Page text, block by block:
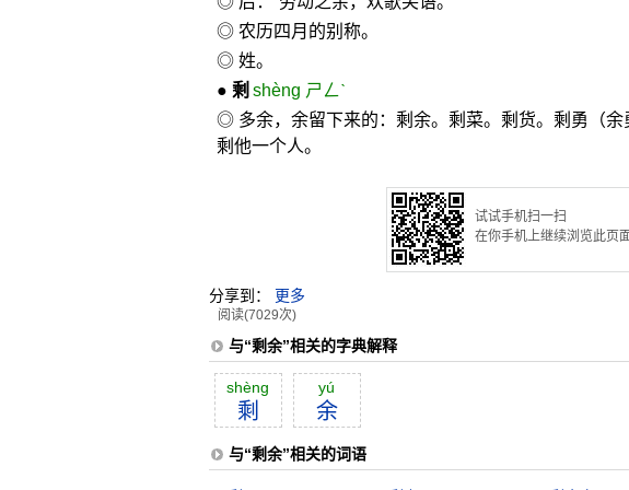
◎ 农历四月的别称。
◎ 姓。
● 剩 shèng ㄕㄥˋ
◎ 多余，余留下来的：剩余。剩菜。剩货。剩勇（余
剩他一个人。
试试手机扫一扫
在你手机上继续浏览此页
分享到： 更多
阅读(7029次)
与“剩余”相关的字典解释
shèng
剩
yú
余
与“剩余”相关的词语